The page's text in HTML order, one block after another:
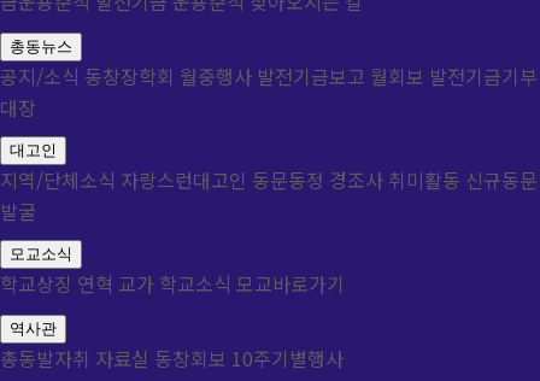
총동뉴스
공지/소식 동창장학회 월중행사 발전기금보고 월회보 발전기금기부
대장
대고인
지역/단체소식 자랑스런대고인 동문동정 경조사 취미활동 신규동문
발굴
모교소식
학교상징 연혁 교가 학교소식 모교바로가기
역사관
총동발자취 자료실 동창회보 10주기별행사